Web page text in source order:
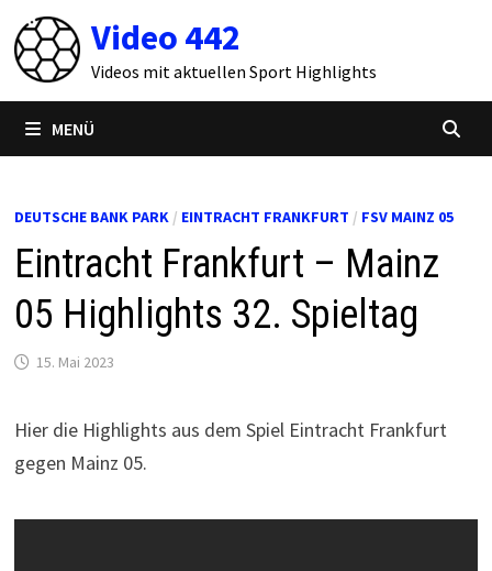
Zum
Inhalt
springen
Video 442
Videos mit aktuellen Sport Highlights
MENÜ
DEUTSCHE BANK PARK/ EINTRACHT FRANKFURT / FSV MAINZ 05
Eintracht Frankfurt – Mainz
05 Highlights 32. Spieltag
15. Mai 2023
Hier die Highlights aus dem Spiel Eintracht Frankfurt
gegen Mainz 05.